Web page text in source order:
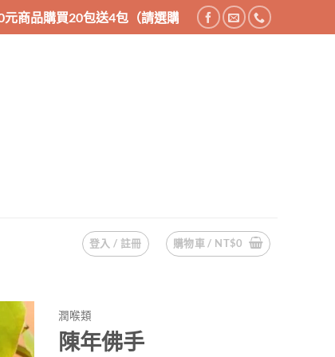
4包（請選購24件商品），200元商品購買10包送2包（
登入 / 註冊 購物車 / NT$0
潤喉類
陳年佛手